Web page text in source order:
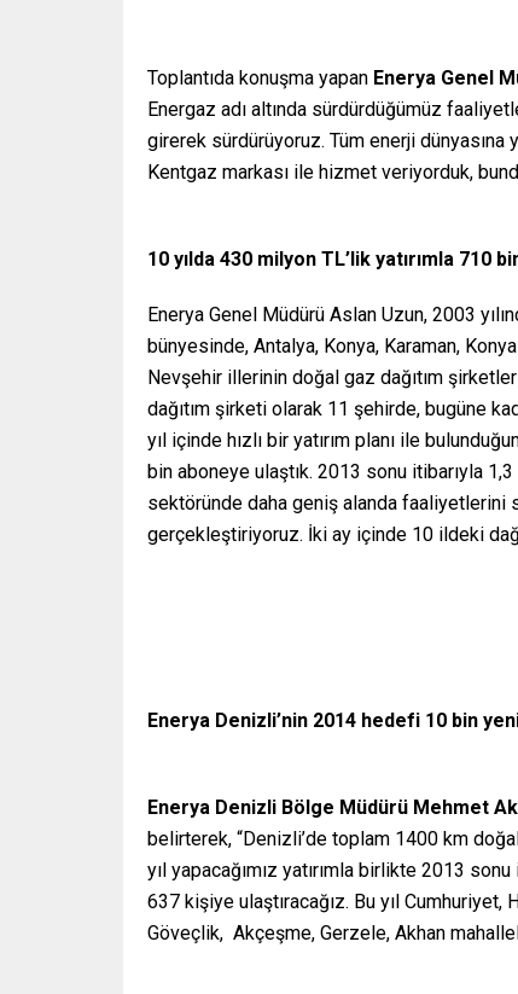
Toplantıda konuşma yapan Enerya Genel
Energaz adı altında sürdürdüğümüz
girerek sürdürüyoruz. Tüm enerji dünyasına
Kentgaz markası ile hizmet veriyorduk,
10 yılda 430 milyon TL’lik yatırımla 710
Enerya Genel Müdürü Aslan Uzun, 2003
bünyesinde, Antalya, Konya, Karaman,
Nevşehir illerinin doğal gaz dağıtım
dağıtım şirketi olarak 11 şehirde, bugüne
yıl içinde hızlı bir yatırım planı ile
bin aboneye ulaştık. 2013 sonu itibarıyla
sektöründe daha geniş alanda faaliyetlerini
gerçekleştiriyoruz. İki ay içinde 10 ildeki
Enerya Denizli’nin 2014 hedefi 10 bin
Enerya Denizli Bölge Müdürü Mehmet
belirterek, “Denizli’de toplam 1400 km
yıl yapacağımız yatırımla birlikte 2013
637 kişiye ulaştıracağız. Bu yıl
Göveçlik, Akçeşme, Gerzele, Akhan